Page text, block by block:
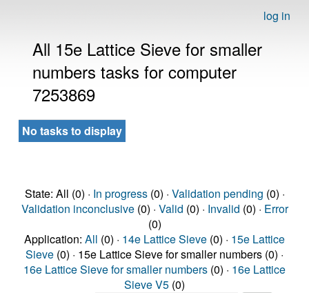
log in
All 15e Lattice Sieve for smaller
numbers tasks for computer
7253869
No tasks to display
State: All (0) · In progress(0) · Validation pending (0) ·
Validation inconclusive(0) · Valid (0) · Invalid (0) · Error
(0)
Application: All (0) · 14e Lattice Sieve (0) · 15e Lattice
Sieve (0) · 15e Lattice Sieve for smaller numbers (0) ·
16e Lattice Sieve for smaller numbers (0) · 16e Lattice
Sieve V5 (0)